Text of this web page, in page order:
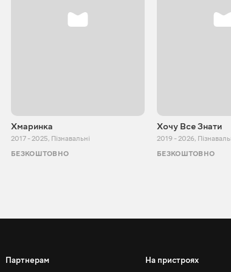
Хмаринка
2017 - 2025, Пізнавальні
БЕЗКОШТОВНО
Хочу Все Знати
2019 - 2026,
БЕЗКОШТОВНО
Партнерам На пристроях